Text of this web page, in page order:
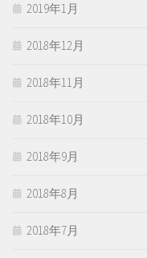
2019年1月
2018年12月
2018年11月
2018年10月
2018年9月
2018年8月
2018年7月